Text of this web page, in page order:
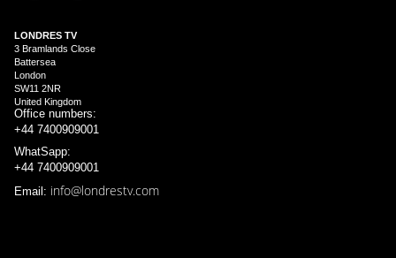
LONDRES TV
3 Bramlands Close
Battersea
London
SW11 2NR
United Kingdom
Office numbers:
+44 7400909001
WhatSapp:
+44 7400909001
Email: info@londrestv.com